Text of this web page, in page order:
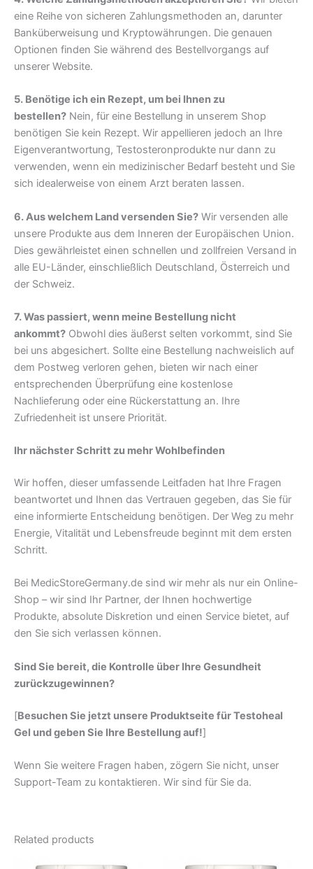
eine Reihe von sicheren Zahlungsmethoden an, darunter
Banküberweisung und Kryptowährungen. Die genauen
Optionen finden Sie während des Bestellvorgangs auf
unserer Website.
5. Benötige ich ein Rezept, um bei Ihnen zu
bestellen? Nein, für eine Bestellung in unserem Shop
benötigen Sie kein Rezept. Wir appellieren jedoch an Ihre
Eigenverantwortung, Testosteronprodukte nur dann zu
verwenden, wenn ein medizinischer Bedarf besteht und Sie
sich idealerweise von einem Arzt beraten lassen.
6. Aus welchem Land versenden Sie? Wir versenden alle
unsere Produkte aus dem Inneren der Europäischen Union.
Dies gewährleistet einen schnellen und zollfreien Versand in
alle EU-Länder, einschließlich Deutschland, Österreich und
der Schweiz.
7. Was passiert, wenn meine Bestellung nicht
ankommt? Obwohl dies äußerst selten vorkommt, sind Sie
bei uns abgesichert. Sollte eine Bestellung nachweislich auf
dem Postweg verloren gehen, bieten wir nach einer
entsprechenden Überprüfung eine kostenlose
Nachlieferung oder eine Rückerstattung an. Ihre
Zufriedenheit ist unsere Priorität.
Ihr nächster Schritt zu mehr Wohlbefinden
Wir hoffen, dieser umfassende Leitfaden hat Ihre Fragen
beantwortet und Ihnen das Vertrauen gegeben, das Sie für
eine informierte Entscheidung benötigen. Der Weg zu mehr
Energie, Vitalität und Lebensfreude beginnt mit dem ersten
Schritt.
Bei MedicStoreGermany.de sind wir mehr als nur ein Online-
Shop – wir sind Ihr Partner, der Ihnen hochwertige
Produkte, absolute Diskretion und einen Service bietet, auf
den Sie sich verlassen können.
Sind Sie bereit, die Kontrolle über Ihre Gesundheit
zurückzugewinnen?
[Besuchen Sie jetzt unsere Produktseite für Testoheal
Gel und geben Sie Ihre Bestellung auf!]
Wenn Sie weitere Fragen haben, zögern Sie nicht, unser
Support-Team zu kontaktieren. Wir sind für Sie da.
Related products